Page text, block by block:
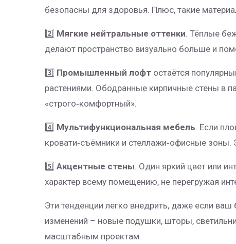
безопасны для здоровья. Плюс, такие
2️⃣ Мягкие нейтральные оттенки. Тёплые
делают пространство визуально больше и
3️⃣ Промышленный лофт остаётся
растениями. Ободранные кирпичные стены в
«строго‑комфортный».
4️⃣ Мультифункциональная мебель. Если
кровати‑съёмники и стеллажи‑офисные
5️⃣ Акцентные стены. Один яркий цвет или
характер всему помещению, не перегружая
Эти тенденции легко внедрить, даже если
изменений – новые подушки, шторы,
масштабным проектам.